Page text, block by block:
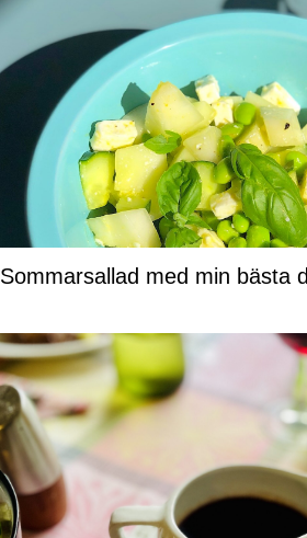
Sommarsallad med min bästa